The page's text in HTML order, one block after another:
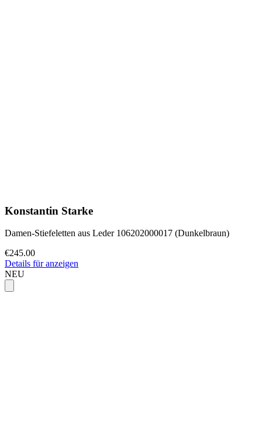
Konstantin Starke
Damen-Stiefeletten aus Leder 106202000017 (Dunkelbraun)
€245.00
Details für anzeigen
NEU